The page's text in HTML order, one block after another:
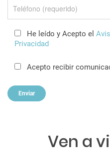
He leído y Acepto el
Privacidad
Acepto recibir
Ven a